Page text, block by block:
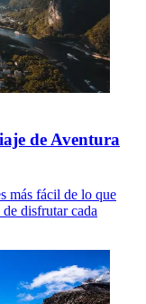
de Aventura
más fácil de lo que
disfrutar cada